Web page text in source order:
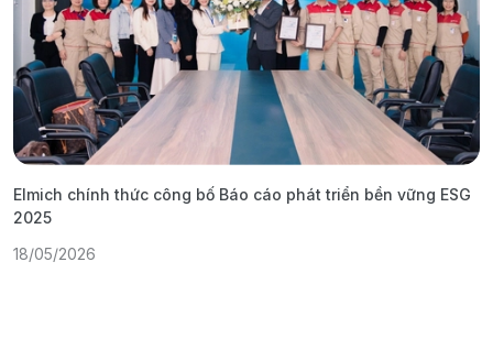
Elmich chính thức công bố Báo cáo phát triển bền vững ESG
2025
18/05/2026